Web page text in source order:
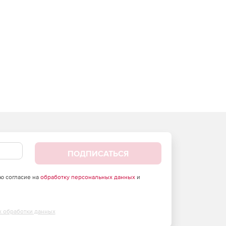
ПОДПИСАТЬСЯ
согласие на обработку персональных данныхи
обработки данных